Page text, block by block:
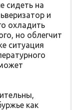
сидеть на
и
охладить
но облегчит
ситуация
как